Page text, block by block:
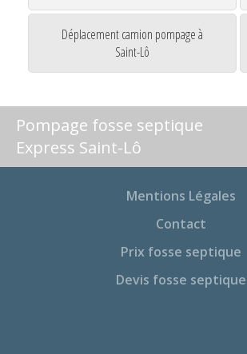
Déplacement camion pompage à
Saint-Lô
Pompage fosse septique
Express Saint-Lô
Mentions Légales
Contact
Prix fosse septique
Devis fosse septique